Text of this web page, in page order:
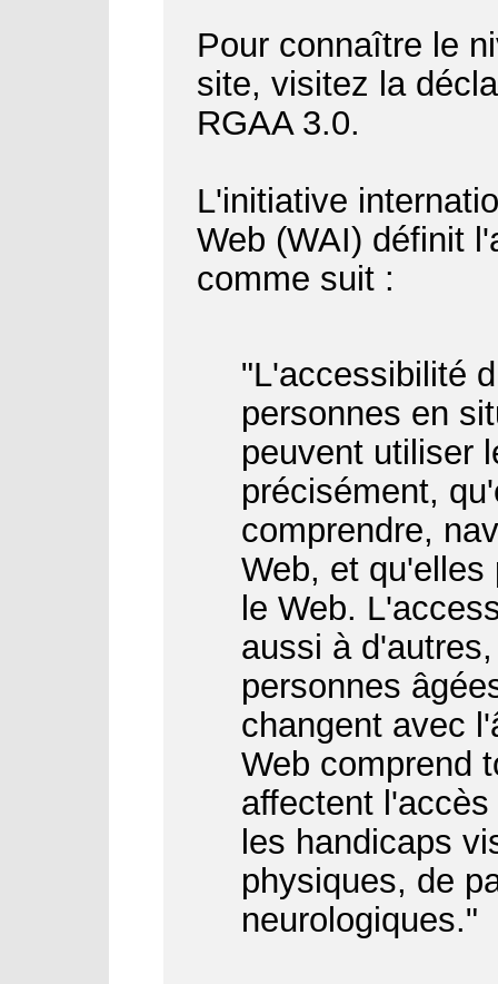
Pour connaître le
site, visitez la
RGAA 3.0.
L'initiative
Web (WAI) définit
comme suit :
"L'accessibilité
personnes en
peuvent utiliser
précisément,
comprendre,
Web, et qu'elles
le Web.
aussi à
personnes
changent avec
Web comprend
affectent
les handicaps
physiques, de
neurologiques."